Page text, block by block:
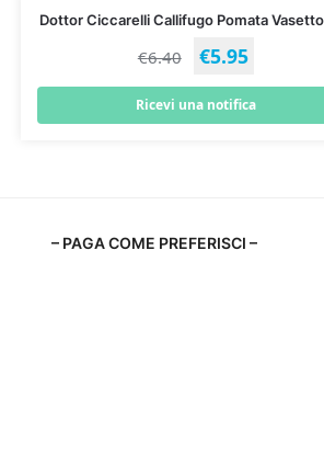
Dottor Ciccarelli Callifugo Pomata
€6.40 €5.95
Ricevi una notifica
– PAGA COME PREFERISCI –